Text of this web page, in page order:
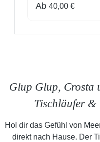
Regulärer Preis:
Ab 40,00 €
Glup Glup, Crosta
Tischläufer &
Hol dir das Gefühl von
direkt nach Hause. Der